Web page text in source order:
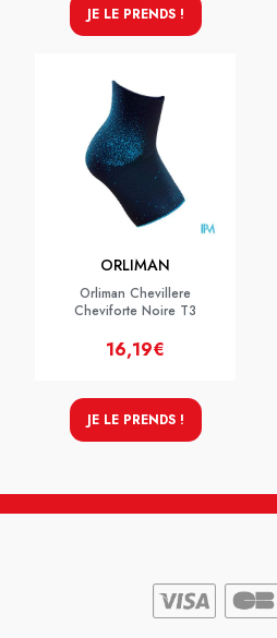
JE LE PRENDS !
ORLIMAN
Orliman Chevillere
Cheviforte Noire T3
16,19€
JE LE PRENDS !